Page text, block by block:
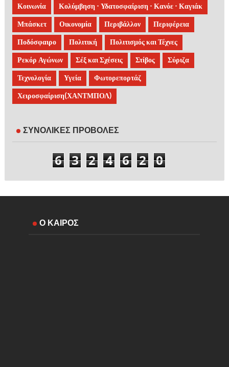
Κοινωνία Κολύμβηση - Υδατοσφαίριση - Κανόε - Καγιάκ
Μπάσκετ Οικονομία Περιβάλλον Περιφέρεια
Ποδόσφαιρο Πολιτική Πολιτισμός και Τέχνες
Ρεκόρ Αγώνων Σέξ και Σχέσεις Στίβος Σύριζα
Τεχνολογία Υγεία Φωτορεπορτάζ
Χειροσφαίριση(ΧΑΝΤΜΠΟΛ)
ΣΥΝΟΛΙΚΕΣ ΠΡΟΒΟΛΕΣ
6 3 2 4 6 2 0
Ο ΚΑΙΡΟΣ